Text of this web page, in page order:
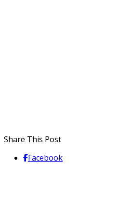
Share This Post
Facebook